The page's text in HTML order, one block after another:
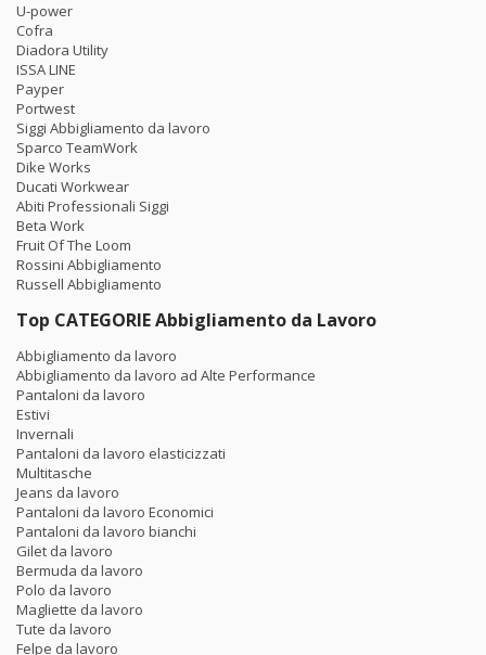
U-power
Cofra
Diadora Utility
ISSA LINE
Payper
Portwest
Siggi Abbigliamento da lavoro
Sparco TeamWork
Dike Works
Ducati Workwear
Abiti Professionali Siggi
Beta Work
Fruit Of The Loom
Rossini Abbigliamento
Russell Abbigliamento
Top CATEGORIE Abbigliamento da Lavoro
Abbigliamento da lavoro
Abbigliamento da lavoro ad Alte Performance
Pantaloni da lavoro
Estivi
Invernali
Pantaloni da lavoro elasticizzati
Multitasche
Jeans da lavoro
Pantaloni da lavoro Economici
Pantaloni da lavoro bianchi
Gilet da lavoro
Bermuda da lavoro
Polo da lavoro
Magliette da lavoro
Tute da lavoro
Felpe da lavoro